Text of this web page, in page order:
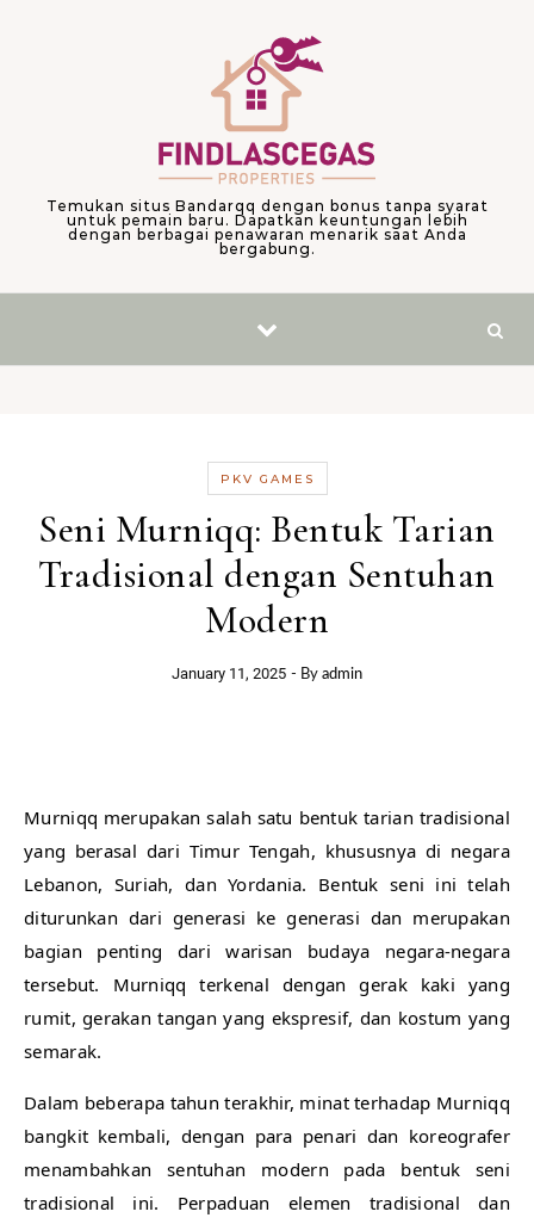
Temukan situs Bandarqq dengan bonus tanpa syarat
untuk pemain baru. Dapatkan keuntungan lebih
dengan berbagai penawaran menarik saat Anda
bergabung.
PKV GAMES
Seni Murniqq: Bentuk Tarian
Tradisional dengan Sentuhan
Modern
January 11, 2025 - By admin
Murniqq merupakan salah satu bentuk tarian tradisional
yang berasal dari Timur Tengah, khususnya di negara
Lebanon, Suriah, dan Yordania. Bentuk seni ini telah
diturunkan dari generasi ke generasi dan merupakan
bagian penting dari warisan budaya negara-negara
tersebut. Murniqq terkenal dengan gerak kaki yang
rumit, gerakan tangan yang ekspresif, dan kostum yang
semarak.
Dalam beberapa tahun terakhir, minat terhadap Murniqq
bangkit kembali, dengan para penari dan koreografer
menambahkan sentuhan modern pada bentuk seni
tradisional ini. Perpaduan elemen tradisional dan